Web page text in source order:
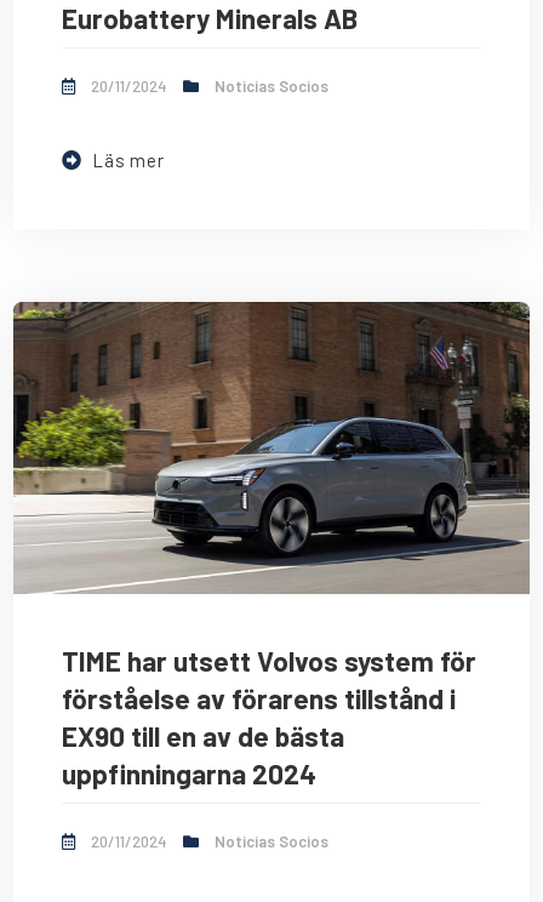
Eurobattery Minerals AB
20/11/2024 Noticias Socios
Läs mer
TIME har utsett Volvos system för
förståelse av förarens tillstånd i
EX90 till en av de bästa
uppfinningarna 2024
20/11/2024 Noticias Socios